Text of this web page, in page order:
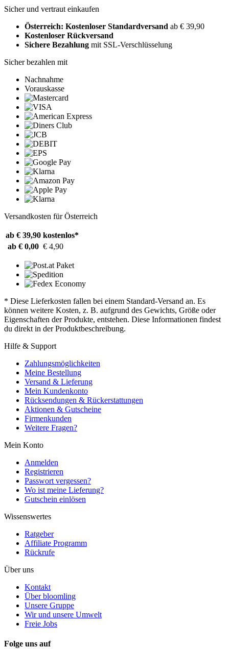
Sicher und vertraut einkaufen
Österreich: Kostenloser Standardversand ab € 39,90
Kostenloser Rückversand
Sichere Bezahlung mit SSL-Verschlüsselung
Sicher bezahlen mit
Nachnahme
Vorauskasse
Versandkosten für Österreich
ab € 39,90 kostenlos*
ab € 0,00 € 4,90
* Diese Lieferkosten fallen bei einem Standard-Versand an. Es
können weitere Kosten, z. B. aufgrund des Gewichts, Größe oder
Eigenschaften der Produkte, entstehen. Diese Informationen findest
du direkt in der Produktbeschreibung.
Hilfe & Support
Zahlungsmöglichkeiten
Meine Bestellung
Versand & Lieferung
Mein Kundenkonto
Rücksendungen & Rückerstattungen
Aktionen & Gutscheine
Firmenkunden
Weitere Fragen?
Mein Konto
Anmelden
Registrieren
Passwort vergessen?
Wo ist meine Lieferung?
Gutschein einlösen
Wissenswertes
Ratgeber
Affiliate Programm
Rückrufe
Über uns
Kontakt
Über bloomling
Unsere Gruppe
Wir und unsere Umwelt
Freie Jobs
Folge uns auf